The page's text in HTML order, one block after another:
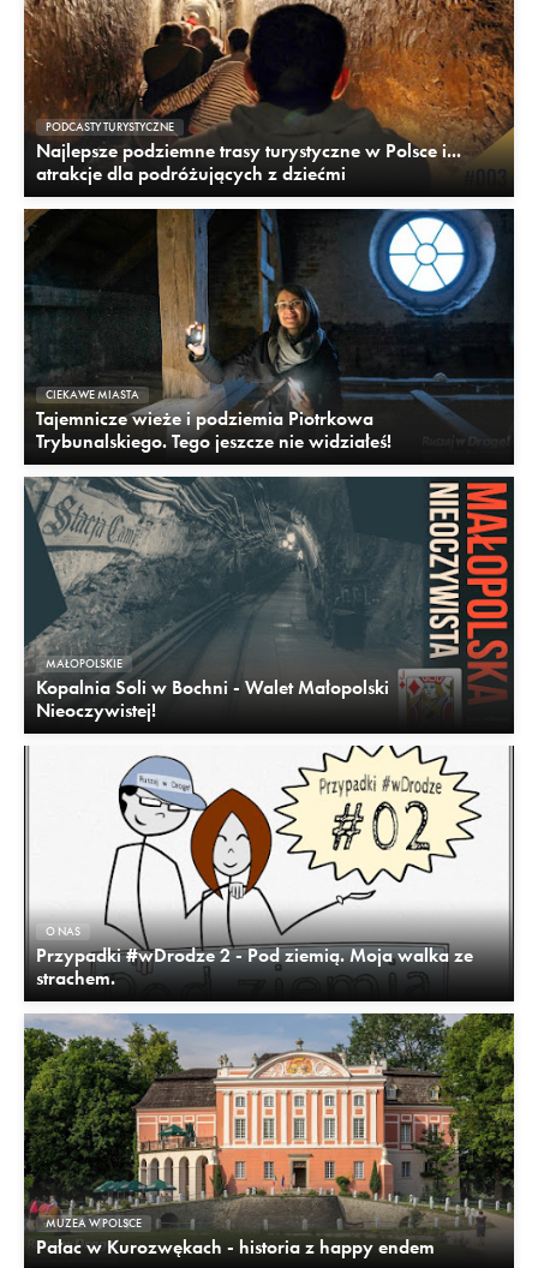
PODCASTY TURYSTYCZNE
Najlepsze podziemne trasy turystyczne w Polsce i...
atrakcje dla podróżujących z dziećmi
CIEKAWE MIASTA
Tajemnicze wieże i podziemia Piotrkowa
Trybunalskiego. Tego jeszcze nie widziałeś!
MAŁOPOLSKIE
Kopalnia Soli w Bochni - Walet Małopolski
Nieoczywistej!
O NAS
Przypadki #wDrodze 2 - Pod ziemią. Moja walka ze
strachem.
MUZEA W POLSCE
Pałac w Kurozwękach - historia z happy endem